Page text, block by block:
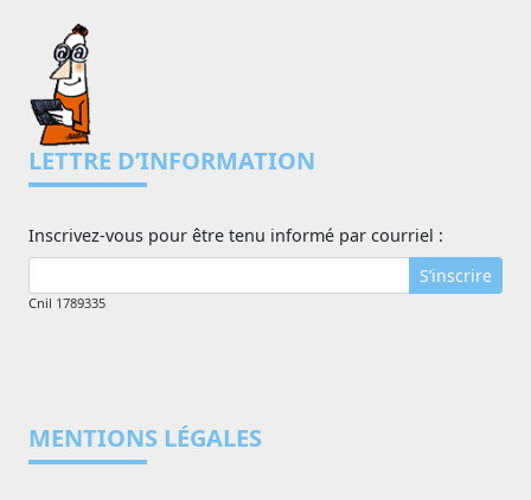
LETTRE D’INFORMATION
Inscrivez-vous pour être tenu informé par courriel :
S’inscrire
Cnil 1789335
MENTIONS LÉGALES